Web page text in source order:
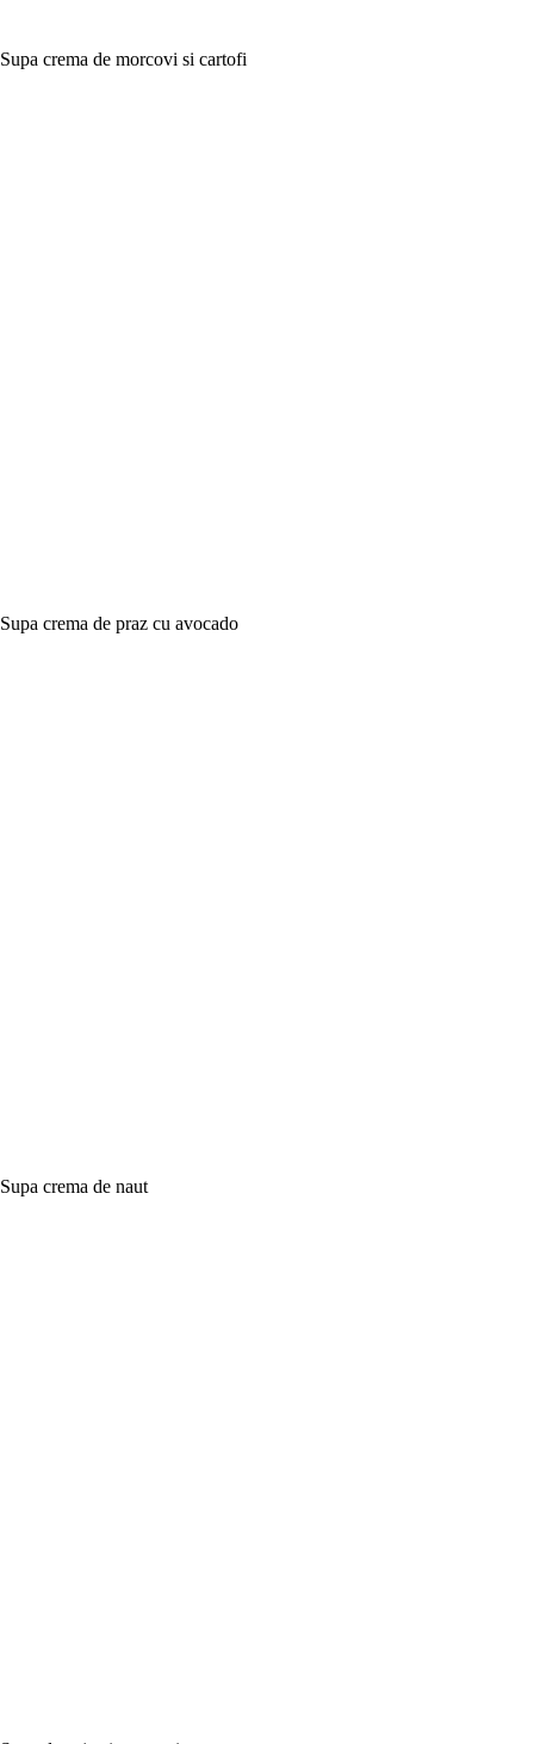
Supa crema de morcovi si cartofi
Supa crema de praz cu avocado
Supa crema de naut